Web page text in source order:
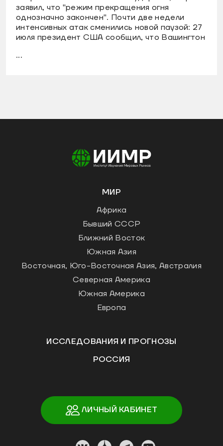
заявил, что "режим прекращения огня
однозначно закончен". Почти две недели
интенсивных атак сменились новой паузой: 27
июля президент США сообщил, что Вашингтон
...
МИР
Африка
Бывший СССР
Ближний Восток
Южная Азия
Восточная, Юго-Восточная Азия, Австралия
Северная Америка
Южная Америка
Европа
ИССЛЕДОВАНИЯ И ПРОГНОЗЫ
РОССИЯ
ЛИЧНЫЙ КАБИНЕТ